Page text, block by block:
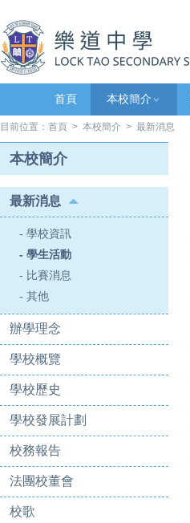
首頁 本校簡介
目前位置： 首頁 > 本校簡介 > 最新消息
本校簡介
最新消息
- 學校資訊
- 學生活動
- 比賽消息
- 其他
辦學理念
學校概覽
學校歷史
學校發展計劃
校務報告
法團校董會
校歌